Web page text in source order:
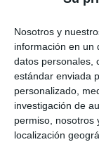
Nosotros y
información en un
datos personales,
estándar enviada
personalizado,
investigación de
permiso, nosotros
localización
Djokovic es
parece
seguro que
McEnroe fue
de Rafa Nadal
temporada,